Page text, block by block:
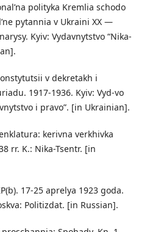
polityka Kremlia schodo
pytannia v Ukraini XX —
Kyiv: Vydavnytstvo “Nika-
v dekretakh i
1917-1936. Kyiv: Vyd-vo
i pravo”. [in Ukrainian].
kerivna verkhivka
rr. K.: Nika-Tsentr. [in
17-25 aprelya 1923 goda.
Politizdat. [in Russian].